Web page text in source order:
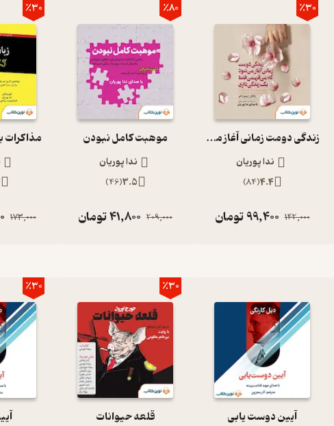
٪30
زندگی دومت زمانی آغاز می شود که می فهمی فقط یک زندگی داری
ندا پوریان
4.4
(
84
)
142,000
99,400تومان
٪80
موهبت کامل نبودن
ندا پوریان
3.5
(
46
)
209,000
41,800تومان
٪30
مذاکرات
173,000
آیین دوست یابی
٪30
قلعه حیوانات
٪30